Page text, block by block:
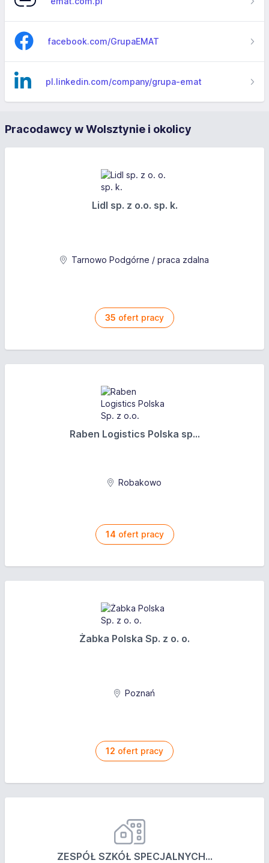
facebook.com/GrupaEMAT
pl.linkedin.com/company/grupa-emat
Pracodawcy w Wolsztynie i okolicy
Lidl sp. z o.o. sp. k.
Tarnowo Podgórne / praca zdalna
35 ofert pracy
Raben Logistics Polska sp...
Robakowo
14 ofert pracy
Żabka Polska Sp. z o. o.
Poznań
12 ofert pracy
ZESPÓŁ SZKÓŁ SPECJALNYCH...